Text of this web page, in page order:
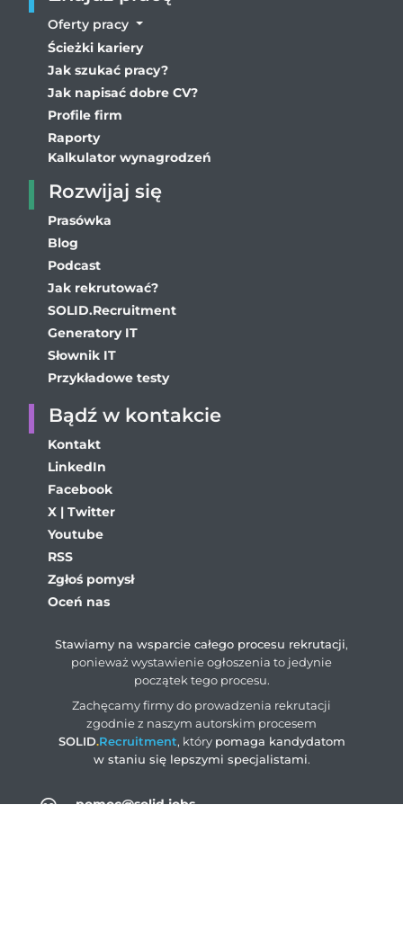
pomoc@solid.jobs
Oferty pracy
Ścieżki kariery
Jak szukać pracy?
Jak napisać dobre CV?
Profile firm
Raporty
Kalkulator wynagrodzeń
Rozwijaj się
Prasówka
Blog
Podcast
Jak rekrutować?
SOLID.Recruitment
Generatory IT
Słownik IT
Przykładowe testy
Bądź w kontakcie
Kontakt
LinkedIn
Facebook
X | Twitter
Youtube
RSS
Zgłoś pomysł
Oceń nas
Stawiamy na wsparcie całego procesu rekrutacji,
ponieważ wystawienie ogłoszenia to jedynie
początek tego procesu.
Zachęcamy firmy do prowadzenia rekrutacji
zgodnie z naszym autorskim procesem
SOLID.Recruitment, który pomaga kandydatom
w staniu się lepszymi specjalistami.